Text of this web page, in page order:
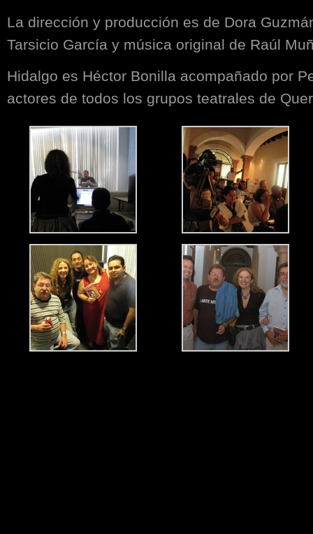
La dirección y producción es de Dora
Tarsicio Garcí­a y música original de Raúl
Hidalgo es Héctor Bonilla acompañado por
actores de todos los grupos teatrales de